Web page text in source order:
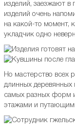
изделий, заезжают в
изделий очень
на какой-то момент,
укладчик одно
Но мастерство всех
длинных деревянных
самых разных форм
этажами и